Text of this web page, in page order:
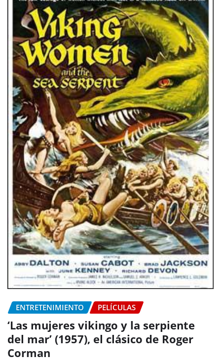
ENTRETENIMIENTO PELÍCULAS
‘Las mujeres vikingo y la serpiente
del mar’ (1957), el clásico de Roger
Corman